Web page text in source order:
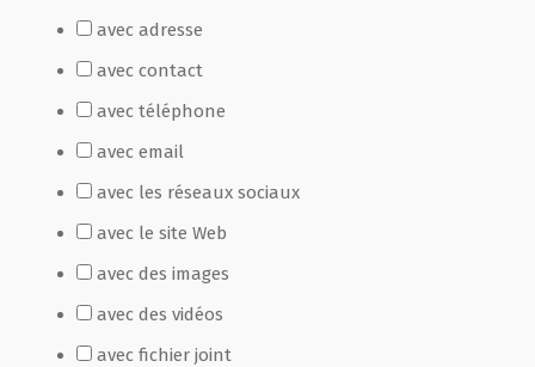
avec adresse
avec contact
avec téléphone
avec email
avec les réseaux sociaux
avec le site Web
avec des images
avec des vidéos
avec fichier joint
Fête Marché Paysan
Partenaires